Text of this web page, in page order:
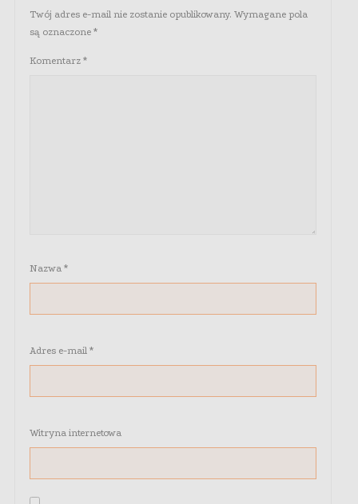
Twój adres e-mail nie zostanie opublikowany. Wymagane pola
są oznaczone *
Komentarz *
Nazwa *
Adres e-mail *
Witryna internetowa